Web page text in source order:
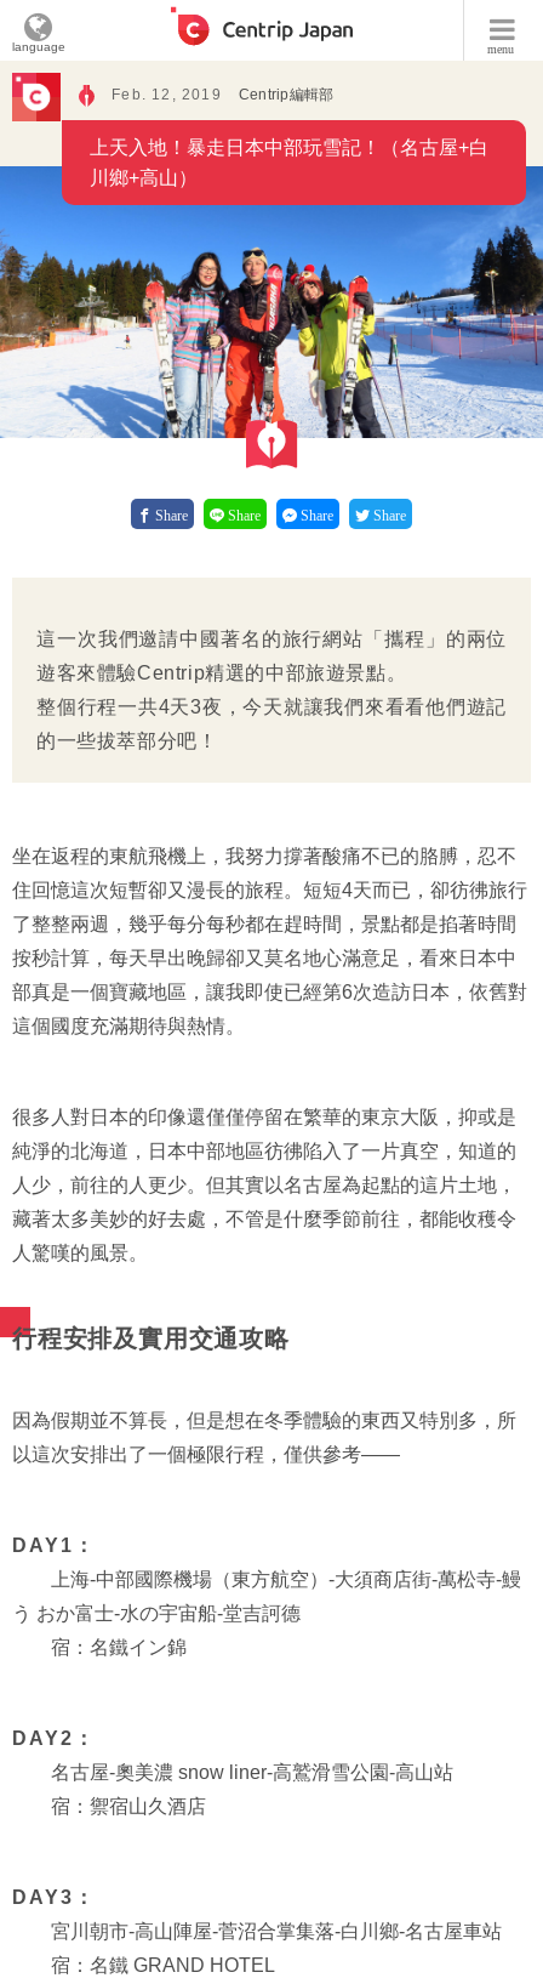
menu
language
Feb. 12, 2019 Centrip編輯部
上天入地！暴走日本中部玩雪記！（名古屋+白
川鄉+高山）
Share Share Share Share
這一次我們邀請中國著名的旅行網站「攜程」的兩位
遊客來體驗Centrip精選的中部旅遊景點。
整個行程一共4天3夜，今天就讓我們來看看他們遊記
的一些拔萃部分吧！
坐在返程的東航飛機上，我努力撐著酸痛不已的胳膊，忍不
住回憶這次短暫卻又漫長的旅程。短短4天而已，卻彷彿旅行
了整整兩週，幾乎每分每秒都在趕時間，景點都是掐著時間
按秒計算，每天早出晚歸卻又莫名地心滿意足，看來日本中
部真是一個寶藏地區，讓我即使已經第6次造訪日本，依舊對
這個國度充滿期待與熱情。
很多人對日本的印像還僅僅停留在繁華的東京大阪，抑或是
純淨的北海道，日本中部地區彷彿陷入了一片真空，知道的
人少，前往的人更少。但其實以名古屋為起點的這片土地，
藏著太多美妙的好去處，不管是什麼季節前往，都能收穫令
人驚嘆的風景。
行程安排及實用交通攻略
因為假期並不算長，但是想在冬季體驗的東西又特別多，所
以這次安排出了一個極限行程，僅供參考——
DAY1：
上海-中部國際機場（東方航空）-大須商店街-萬松寺-鰻
う おか富士-水の宇宙船-堂吉訶德
宿：名鐵イン錦
DAY2：
名古屋-奧美濃 snow liner-高鷲滑雪公園-高山站
宿：禦宿山久酒店
DAY3：
宮川朝市-高山陣屋-菅沼合掌集落-白川鄉-名古屋車站
宿：名鐵 GRAND HOTEL